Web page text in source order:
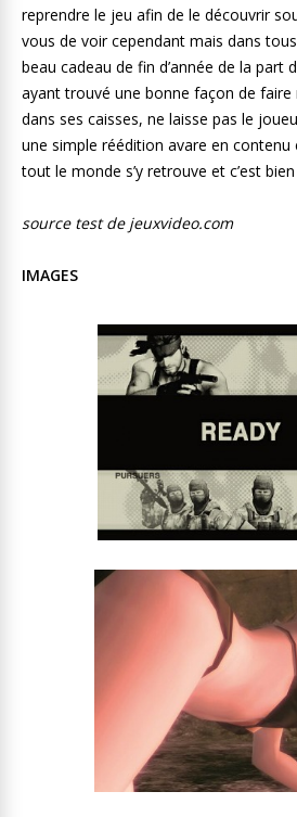
reprendre le jeu afin de le découvrir
vous de voir cependant mais dans
beau cadeau de fin d’année de la part
ayant trouvé une bonne façon de faire
dans ses caisses, ne laisse pas le
une simple réédition avare en contenu
tout le monde s’y retrouve et c’est
source test de jeuxvideo.com
IMAGES